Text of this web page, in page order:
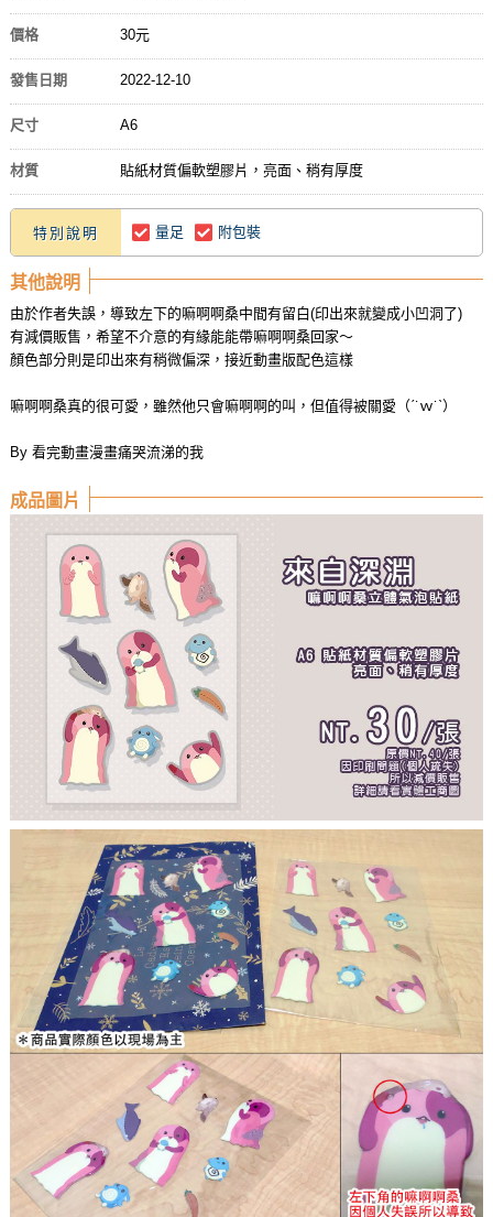
價格 30元
發售日期 2022-12-10
尺寸 A6
材質 貼紙材質偏軟塑膠片，亮面、稍有厚度
特別說明 量足 附包裝
其他說明
由於作者失誤，導致左下的嘛啊啊桑中間有留白(印出來就變成小凹洞了)
有減價販售，希望不介意的有緣能能帶嘛啊啊桑回家～
顏色部分則是印出來有稍微偏深，接近動畫版配色這樣
嘛啊啊桑真的很可愛，雖然他只會嘛啊啊的叫，但值得被關愛（ˊ˙ｗ˙ˋ）
By 看完動畫漫畫痛哭流涕的我
成品圖片